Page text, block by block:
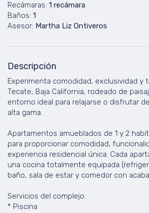
Recámaras: 1 recámara
Baños: 1
Asesor: Martha Liz Ontiveros
Descripción
Experimenta comodidad, exclusividad y
Tecate, Baja California, rodeado de
entorno ideal para relajarse o disfrutar
alta gama.
Apartamentos amueblados de 1 y 2
para proporcionar comodidad,
experiencia residencial única. Cada
una cocina totalmente equipada
baño, sala de estar y comedor con
Servicios del complejo:
* Piscina